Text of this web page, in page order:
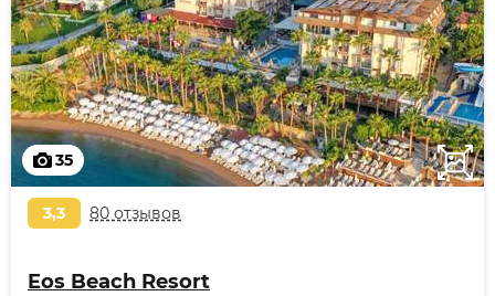
35
3,3 80 отзывов
Eos Beach Resort